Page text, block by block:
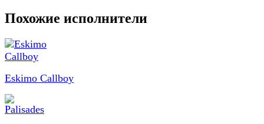
Похожие исполнители
Eskimo Callboy